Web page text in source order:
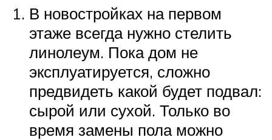
В новостройках на первом
этаже всегда нужно стелить
линолеум. Пока дом не
эксплуатируется, сложно
предвидеть какой будет подвал:
сырой или сухой. Только во
время замены пола можно